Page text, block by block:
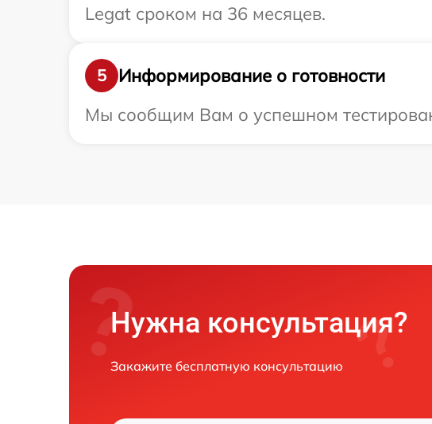
Legat сроком на 36 месяцев.
5
Информирование о готовности
Мы сообщим Вам о успешном
Нужна консультация?
Закажите бесплатную консультацию